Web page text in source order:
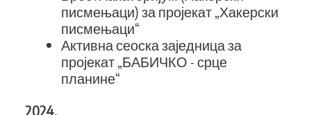
писмењаци) за пројекат „Хакерски
писмењаци“
Активна сеоска заједница за
пројекат „БАБИЧКО - срце
планине“
2024.